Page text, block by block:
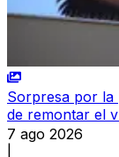
Sorpresa por la
de remontar el
7 ago 2026